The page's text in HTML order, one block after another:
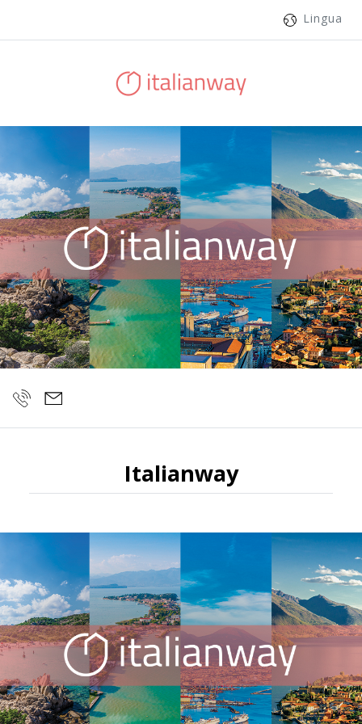
Lingua
Italianway